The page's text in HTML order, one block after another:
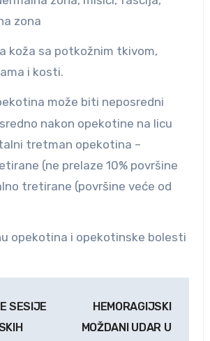
zona
koža sa potkožnim tkivom,
i kosti.
može biti neposredni
nakon opekotine na licu
tretman opekotina –
(ne prelaze 10% površine
tretirane (površine veće od
opekotina i opekotinske bolesti
SESIJE
HEMORAGIJSKI
MOŽDANI UDAR U